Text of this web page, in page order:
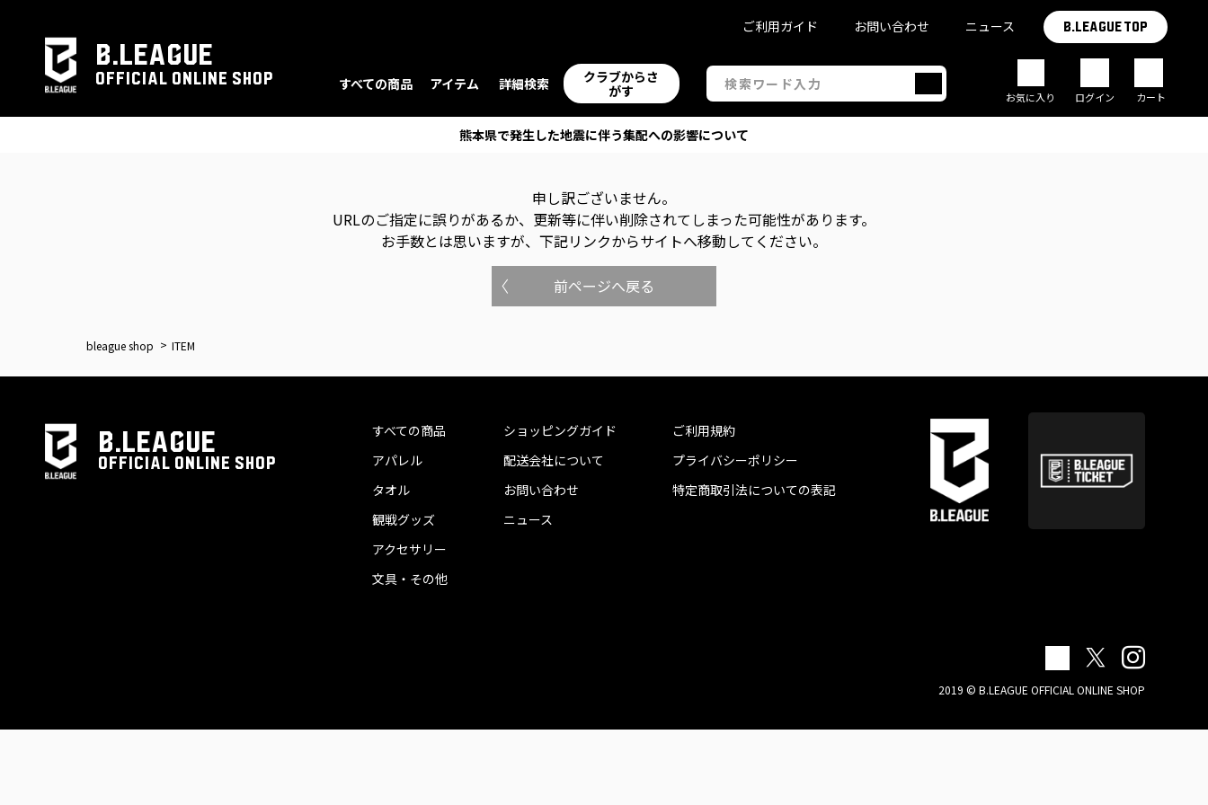
B.LEAGUE
OFFICIAL ONLINE SHOP すべての商品 アイテム 詳細検索
クラブからさ
がす
ご利用ガイド お問い合わせ ニュース B.LEAGUE TOP
お気に入り ログイン カート
熊本県で発生した地震に伴う集配への影響について
申し訳ございません。
URLのご指定に誤りがあるか、更新等に伴い削除されてしまった可能性があります。
お手数とは思いますが、下記リンクからサイトへ移動してください。
前ページへ戻る
bleague shop ITEM
B.LEAGUE
OFFICIAL ONLINE SHOP
すべての商品
アパレル
タオル
観戦グッズ
アクセサリー
文具・その他
ショッピングガイド
配送会社について
お問い合わせ
ニュース
ご利用規約
プライバシーポリシー
特定商取引法についての表記
2019 © B.LEAGUE OFFICIAL ONLINE SHOP